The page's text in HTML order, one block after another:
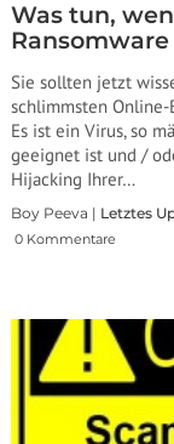
Was tun,
Sie sollten jetzt
schlimmsten Online-
Es ist ein Virus, so
geeignet ist und /
Hijacking Ihrer…
Boy Peeva | Letztes
0 Kommentare